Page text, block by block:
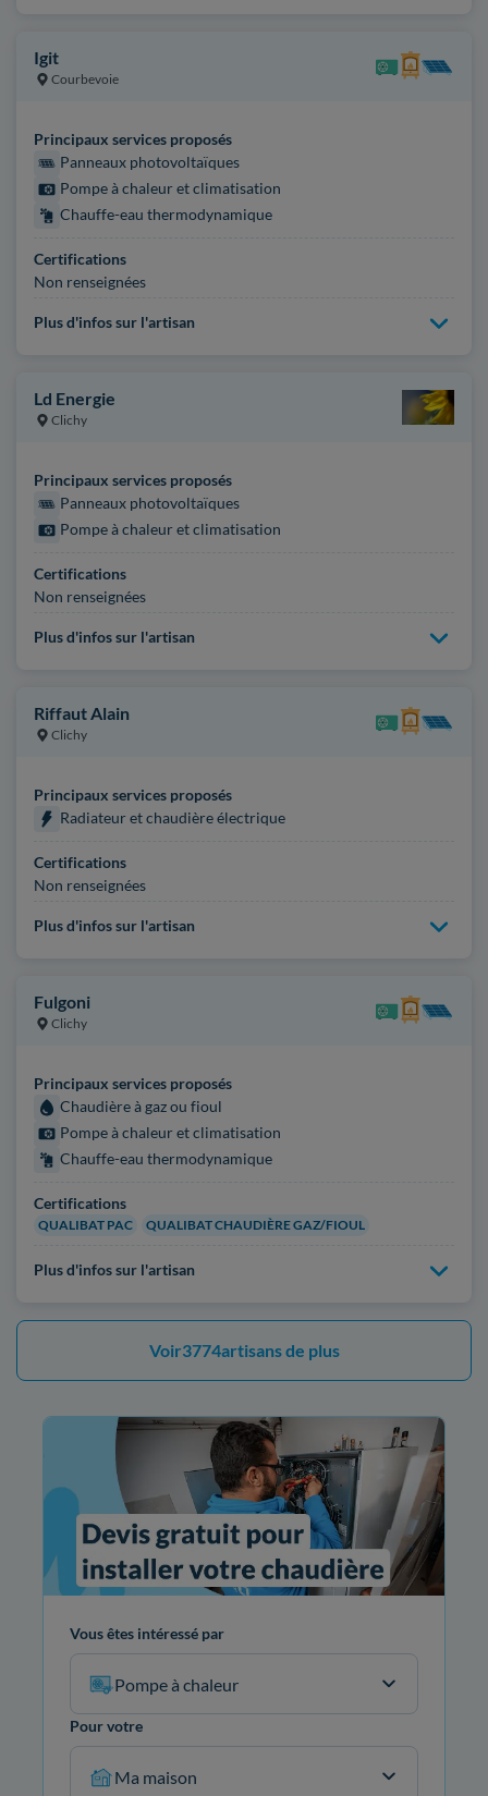
Igit
Courbevoie
Principaux services proposés
Panneaux photovoltaïques
Pompe à chaleur et climatisation
Chauffe-eau thermodynamique
Certifications
Non renseignées
Plus d'infos sur l'artisan
Ld Energie
Clichy
Principaux services proposés
Panneaux photovoltaïques
Pompe à chaleur et climatisation
Certifications
Non renseignées
Plus d'infos sur l'artisan
Riffaut Alain
Clichy
Principaux services proposés
Radiateur et chaudière électrique
Certifications
Non renseignées
Plus d'infos sur l'artisan
Fulgoni
Clichy
Principaux services proposés
Chaudière à gaz ou fioul
Pompe à chaleur et climatisation
Chauffe-eau thermodynamique
Certifications
QUALIBAT PAC QUALIBAT CHAUDIÈRE GAZ/FIOUL
Plus d'infos sur l'artisan
Voir3774artisans de plus
Vous êtes intéressé par
Pompe à chaleur
Pour votre
Ma maison